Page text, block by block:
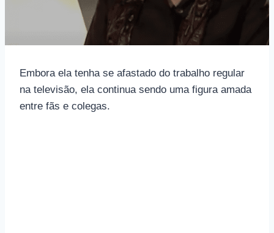
Embora ela tenha se afastado do trabalho regular
na televisão, ela continua sendo uma figura amada
entre fãs e colegas.